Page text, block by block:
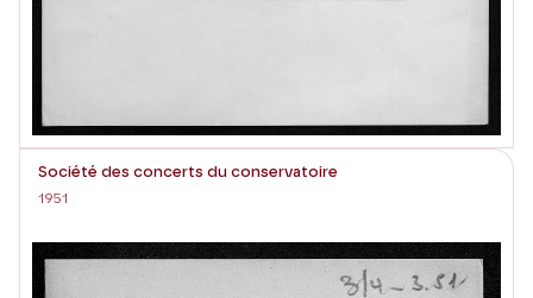
Société des concerts du conservatoire
1951